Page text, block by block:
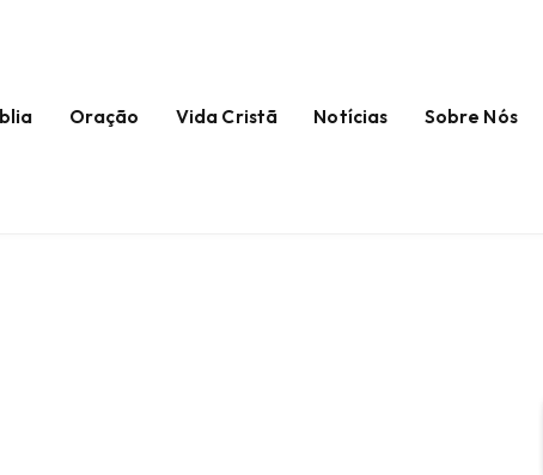
Oração Vida Cristã Notícias Sobre Nós